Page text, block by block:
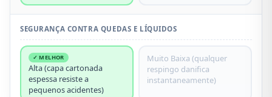
SEGURANÇA CONTRA QUEDAS E LÍQUIDOS
✓ MELHOR
Alta (capa cartonada
espessa resiste a
pequenos acidentes)
Muito Baixa (qualquer
respingo danifica
instantaneamente)